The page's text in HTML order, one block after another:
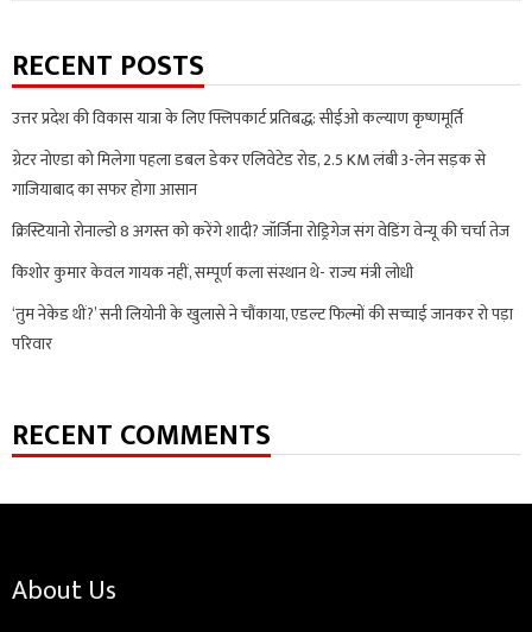
RECENT POSTS
उत्तर प्रदेश की विकास यात्रा के लिए फ्लिपकार्ट प्रतिबद्ध: सीईओ कल्याण कृष्णमूर्ति
ग्रेटर नोएडा को मिलेगा पहला डबल डेकर एलिवेटेड रोड, 2.5 KM लंबी 3-लेन सड़क से
गाजियाबाद का सफर होगा आसान
क्रिस्टियानो रोनाल्डो 8 अगस्त को करेंगे शादी? जॉर्जिना रोड्रिगेज संग वेडिंग वेन्यू की चर्चा तेज
किशोर कुमार केवल गायक नहीं, सम्पूर्ण कला संस्थान थे- राज्य मंत्री लोधी
‘तुम नेकेड थीं?’ सनी लियोनी के खुलासे ने चौंकाया, एडल्ट फिल्मों की सच्चाई जानकर रो पड़ा
परिवार
RECENT COMMENTS
About Us